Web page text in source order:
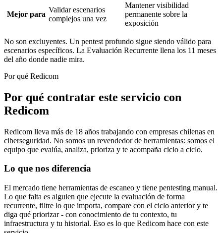
Mejor para
Validar escenarios
complejos una vez
Mantener visibilidad
permanente sobre la
exposición
No son excluyentes. Un pentest profundo sigue siendo válido para
escenarios específicos. La Evaluación Recurrente llena los 11 meses
del año donde nadie mira.
Por qué Redicom
Por qué contratar este servicio con
Redicom
Redicom lleva más de 18 años trabajando con empresas chilenas en
ciberseguridad. No somos un revendedor de herramientas: somos el
equipo que evalúa, analiza, prioriza y te acompaña ciclo a ciclo.
Lo que nos diferencia
El mercado tiene herramientas de escaneo y tiene pentesting manual.
Lo que falta es alguien que ejecute la evaluación de forma
recurrente, filtre lo que importa, compare con el ciclo anterior y te
diga qué priorizar - con conocimiento de tu contexto, tu
infraestructura y tu historial. Eso es lo que Redicom hace con este